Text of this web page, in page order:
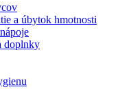
a úbytok hmotnosti
doplnky